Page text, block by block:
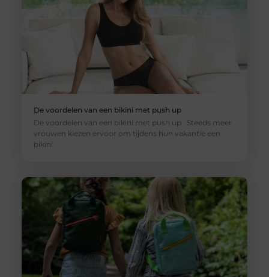
De voordelen van een bikini met push up
De voordelen van een bikini met push up Steeds meer
vrouwen kiezen ervoor om tijdens hun vakantie een
bikini